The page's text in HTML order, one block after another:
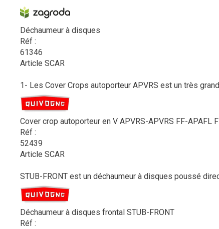
Déchaumeur à disques
Réf :
61346
Article SCAR
1- Les Cover Crops autoporteur APVRS est un très
Cover crop autoporteur en V APVRS-APVRS FF-APAFL
Réf :
52439
Article SCAR
STUB-FRONT est un déchaumeur à disques poussé
Déchaumeur à disques frontal STUB-FRONT
Réf :